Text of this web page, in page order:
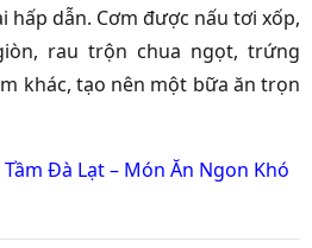
hấp dẫn. Cơm được nấu tơi xốp,
rau trộn chua ngọt, trứng
khác, tạo nên một bữa ăn trọn
Tầm Đà Lạt – Món Ăn Ngon Khó